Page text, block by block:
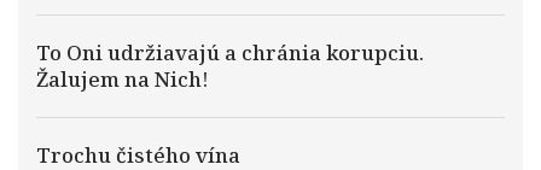
To Oni udržiavajú a chránia korupciu.
Žalujem na Nich!
Trochu čistého vína